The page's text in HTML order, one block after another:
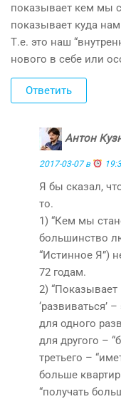
показывает кем мы
показывает куда
Т.е. это наш
нового в себе или
Ответить
Антон
2017-03-07 в
Я бы сказал,
то.
1) “Кем мы
большинство
“Истинное Я”)
72 годам.
2) “Показывает
‘развиваться’
для одного
для другого –
третьего –
больше
“получать